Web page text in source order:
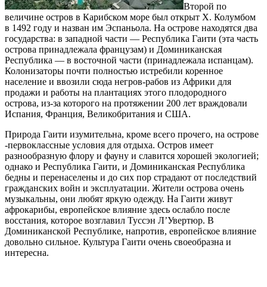
Второй по
величине остров в Карибском море был открыт X. Колумбом
в 1492 году и назван им Эспаньола. На острове находятся два
государства: в западной части — Республика Гаити (эта часть
острова принадлежала французам) и Доминиканская
Республика — в восточной части (принадлежала испанцам).
Колонизаторы почти полностью истребили коренное
население и ввозили сюда негров-рабов из Африки для
продажи и работы на плантациях этого плодородного
острова, из-за которого на протяжении 200 лет враждовали
Испания, Франция, Великобритания и США.
Природа Гаити изумительна, кроме всего прочего, на острове
-первоклассные условия для отдыха. Остров имеет
разнообразную флору и фауну и славится хорошей экологией;
однако и Республика Гаити, и Доминиканская Республика
бедны и перенаселены и до сих пор страдают от последствий
гражданских войн и эксплуатации. Жители острова очень
музыкальны, они любят яркую одежду. На Гаити живут
афрокарибы, европейское влияние здесь ослабло после
восстания, которое возглавил Туссэн Л’Увертюр. В
Доминиканской Республике, напротив, европейское влияние
довольно сильное. Культура Гаити очень своеобразна и
интересна.